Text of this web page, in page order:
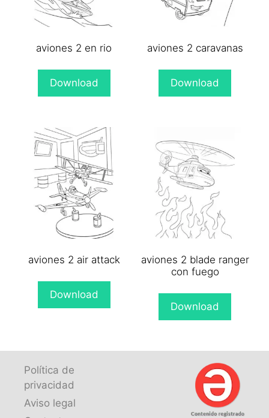
aviones 2 en rio
Download
aviones 2 caravanas
Download
aviones 2 air attack
Download
aviones 2 blade ranger
con fuego
Download
Política de
privacidad
Aviso legal